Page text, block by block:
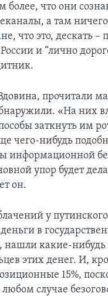
более, что они
а там ничего
что это, дескать –
и “лично
прочитали
«На них
заткнуть им
чего-нибудь
информационной
упор будет
он.
у
в
нашли какие-
этих денег. И,
15%,
случае